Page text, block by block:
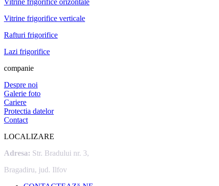
Vitrine frigorifice verticale
Rafturi frigorifice
Lazi frigorifice
companie
Despre noi
Galerie foto
Cariere
Protectia datelor
Contact
LOCALIZARE
Adresa: Str. Bradului nr. 3,
Bragadiru, jud. Ilfov